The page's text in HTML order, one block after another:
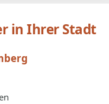
in Ihrer Stadt